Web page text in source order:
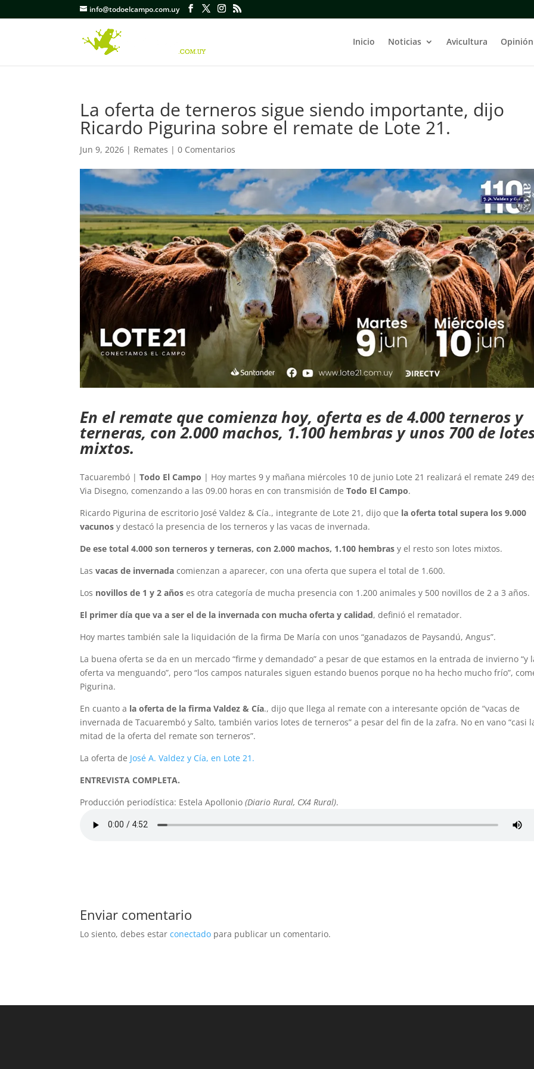
info@todoelcampo.com.uy
Inicio Noticias Avicultura Opinión
La oferta de terneros sigue siendo importante, dijo
Ricardo Pigurina sobre el remate de Lote 21.
Jun 9, 2026 | Remates |0 Comentarios
En el remate que comienza hoy, oferta es de 4.000 terneros y
terneras, con 2.000 machos, 1.100 hembras y unos 700 de
mixtos.
Tacuarembó |Todo El Campo | Hoy martes 9 y mañana miércoles 10 de junio Lote 21 realizará el remate 249
Via Disegno, comenzando a las 09.00 horas en con transmisión deTodo El Campo.
Ricardo Pigurina de escritorio José Valdez & Cía., integrante de Lote 21, dijo que la oferta total supera los 9.000
vacunos y destacó la presencia de los terneros y las vacas de invernada.
De ese total 4.000 son terneros y terneras, con 2.000 machos, 1.100 hembrasy el resto son lotes mixtos.
Lasvacas de invernada comienzan a aparecer, con una oferta que supera el total de 1.600.
Los novillos de 1 y 2 años es otra categoría de mucha presencia con 1.200 animales y 500 novillos de 2 a 3 años.
El primer día que va a ser el de la invernada con mucha oferta y calidad, definió el rematador.
Hoy martes también sale la liquidación de la firma De María con unos “ganadazos de Paysandú, Angus”.
La buena oferta se da en un mercado “firme y demandado” a pesar de que estamos en la entrada de invierno “y
oferta va menguando”, pero “los campos naturales siguen estando buenos porque no ha hecho mucho frío”,
Pigurina.
En cuanto a la oferta de la firma Valdez & Cía., dijo que llega al remate con a interesante opción de “vacas de
invernada de Tacuarembó y Salto, también varios lotes de terneros” a pesar del fin de la zafra. No en vano “casi
mitad de la oferta del remate son terneros”.
La oferta de José A. Valdez y Cía, en Lote 21.
ENTREVISTA COMPLETA.
Producción periodística: Estela Apollonio(Diario Rural, CX4 Rural).
Enviar comentario
Lo siento, debes estarconectado para publicar un comentario.